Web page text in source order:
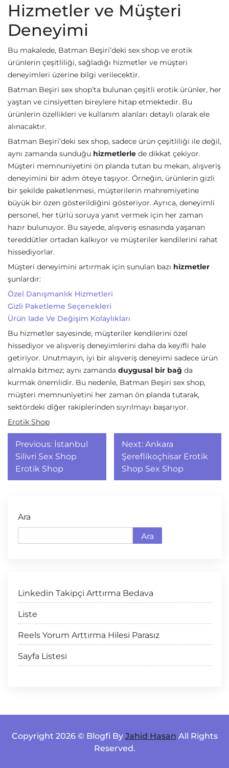
Hizmetler ve Müşteri
Deneyimi
Bu makalede, Batman Beşiri’deki sex shop ve erotik
ürünlerin çeşitliliği, sağladığı hizmetler ve müşteri
deneyimleri üzerine bilgi verilecektir.
Batman Beşiri sex shop’ta bulunan çeşitli erotik ürünler, her
yaştan ve cinsiyetten bireylere hitap etmektedir. Bu
ürünlerin özellikleri ve kullanım alanları detaylı olarak ele
alınacaktır.
Batman Beşiri’deki sex shop, sadece ürün çeşitliliği ile değil,
aynı zamanda sunduğu hizmetlerle de dikkat çekiyor.
Müşteri memnuniyetini ön planda tutan bu mekan, alışveriş
deneyimini bir adım öteye taşıyor. Örneğin, ürünlerin gizli
bir şekilde paketlenmesi, müşterilerin mahremiyetine
büyük bir özen gösterildiğini gösteriyor. Ayrıca, deneyimli
personel, her türlü soruya yanıt vermek için her zaman
hazır bulunuyor. Bu sayede, alışveriş esnasında yaşanan
tereddütler ortadan kalkıyor ve müşteriler kendilerini rahat
hissediyorlar.
Müşteri deneyimini artırmak için sunulan bazı hizmetler
şunlardır:
Özel Danışmanlık Hizmetleri
Gizli Paketleme Seçenekleri
Ürün Iade Ve Değişim Kolaylıkları
Bu hizmetler sayesinde, müşteriler kendilerini özel
hissediyor ve alışveriş deneyimlerini daha da keyifli hale
getiriyor. Unutmayın, iyi bir alışveriş deneyimi sadece ürün
almakla bitmez; aynı zamanda duygusal bir bağ da
kurmak önemlidir. Bu nedenle, Batman Beşiri sex shop,
müşteri memnuniyetini her zaman ön planda tutarak,
sektördeki diğer rakiplerinden sıyrılmayı başarıyor.
Erotik Shop
Yazı
gezinmesi
Previous: İstanbul
Silivri Sex Shop
Erotik Shop
Next: Ankara
Şereflikoçhisar Erotik
Shop Sex Shop
Ara
Ara
Linkedin Takipçi Arttırma Bedava
Liste
Reels Yorum Arttırma Hilesi Parasız
Sayfa Listesi
Copyright 2026 © Blogfi By Jahid Hasan All Rights
Reserved.